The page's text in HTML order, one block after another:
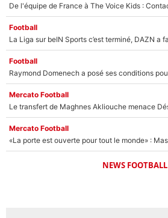
Football
Football
Mercato Football
Mercato Football
NEWS FOOTBALL